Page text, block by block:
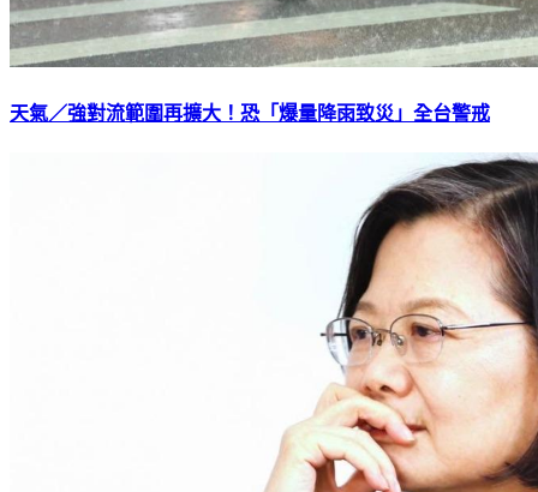
天氣／強對流範圍再擴大！恐「爆量降雨致災」全台警戒